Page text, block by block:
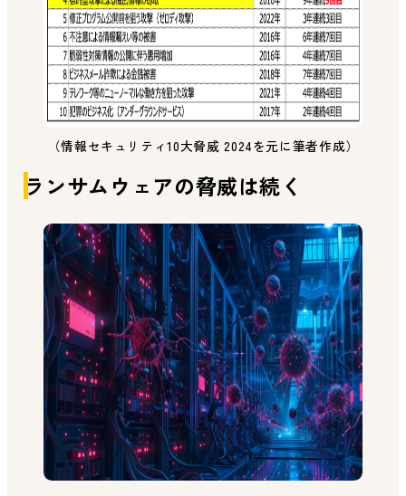
（情報セキュリティ10大脅威 2024を元に筆者作成）
ランサムウェアの脅威は続く